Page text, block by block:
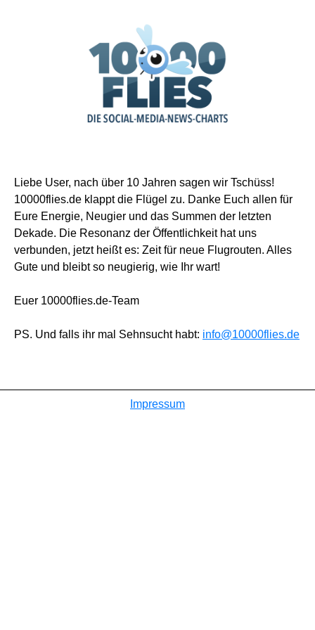
Liebe User, nach über 10 Jahren sagen wir Tschüss!
10000flies.de klappt die Flügel zu. Danke Euch allen für
Eure Energie, Neugier und das Summen der letzten
Dekade. Die Resonanz der Öffentlichkeit hat uns
verbunden, jetzt heißt es: Zeit für neue Flugrouten. Alles
Gute und bleibt so neugierig, wie Ihr wart!
Euer 10000flies.de-Team
PS. Und falls ihr mal Sehnsucht habt: info@10000flies.de
Impressum